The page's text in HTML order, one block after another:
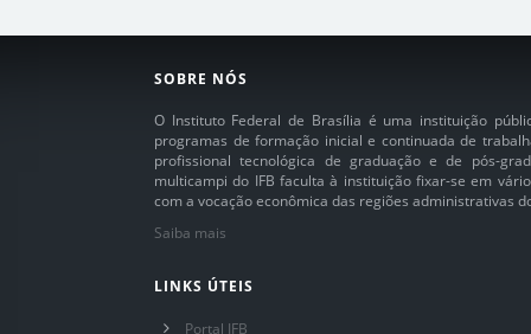
SOBRE NÓS
O Instituto Federal de Brasília é uma instituição
programas de formação inicial e continuada de
profissional tecnológica de graduação e de pós-
multicampi do IFB faculta à instituição fixar-se em
com a vocação econômica das regiões administrativas
Saiba mais
LINKS ÚTEIS
Portal IFB